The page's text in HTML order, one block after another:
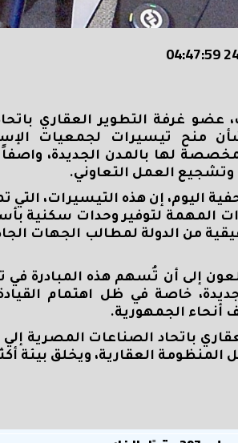
غرفة التطوير العقاري
منح تيسيرات لجمعيات
لها بالمدن الجديدة، واصفاً
العمل التعاوني.
اليوم، إن هذه التيسيرات،
المهمة لتوفير وحدات سكنية
من الدولة لمطالب الجهات
إلى أن تُسهم هذه المبادرة في
خاصة في ظل اهتمام
أنحاء الجمهورية.
باتحاد الصناعات المصرية
المنظومة العقارية، ويخلق بيئة